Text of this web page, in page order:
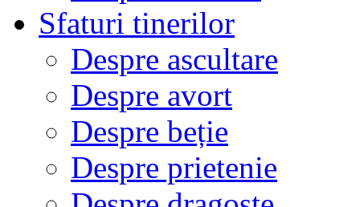
Sfaturi tinerilor
Despre ascultare
Despre avort
Despre beție
Despre prietenie